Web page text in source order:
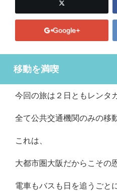
Google+
移動を満喫
今回の旅は２日ともレンタ
全て公共交通機関のみの移
これは、
大都市圏大阪だからこその
電車もバスも日を追うごと